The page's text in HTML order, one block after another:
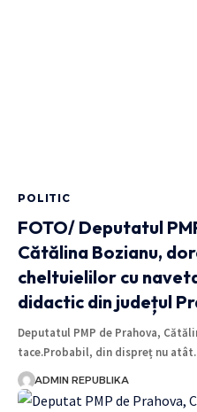
POLITIC
FOTO/ Deputatul
Cătălina Bozianu,
cheltuielilor cu
didactic din județul
Deputatul PMP de Prahova,
tace.Probabil, din dispreț nu
ADMIN REPUBLIKA